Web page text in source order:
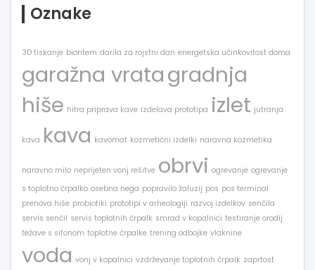
Oznake
3D tiskanje bioritem darila za rojstni dan energetska učinkovitost doma
garažna vratagradnja
hiše hitra priprava kave izdelava prototipa izlet jutranja
kava kava kavomat kozmetični izdelki naravna kozmetika
naravno milo neprijeten vonj rešitve obrvi ogrevanje ogrevanje
s toplotno črpalko osebna nega popravilo žaluzij pos pos terminal
prenova hiše probiotiki prototipi v arheologiji razvoj izdelkov senčila
servis senčil servis toplotnih črpalk smrad v kopalnici testiranje orodij
težave s sifonom toplotne črpalke trening odbojke vlaknine
voda vonj v kopalnici vzdrževanje toplotnih črpalk zaprtost